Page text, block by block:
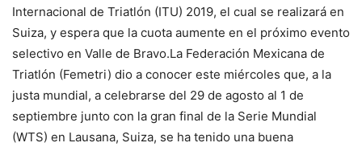
Internacional de Triatlón (ITU) 2019, el cual se realizará en
Suiza, y espera que la cuota aumente en el próximo evento
selectivo en Valle de Bravo.La Federación Mexicana de
Triatlón (Femetri) dio a conocer este miércoles que, a la
justa mundial, a celebrarse del 29 de agosto al 1 de
septiembre junto con la gran final de la Serie Mundial
(WTS) en Lausana, Suiza, se ha tenido una buena